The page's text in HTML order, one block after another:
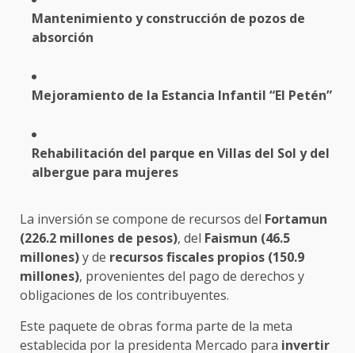
Mantenimiento y construcción de pozos de
absorción
Mejoramiento de la Estancia Infantil “El Petén”
Rehabilitación del parque en Villas del Sol y del
albergue para mujeres
La inversión se compone de recursos del Fortamun
(226.2 millones de pesos), del Faismun (46.5
millones)y de recursos fiscales propios (150.9
millones), provenientes del pago de derechos y
obligaciones de los contribuyentes.
Este paquete de obras forma parte de la meta
establecida por la presidenta Mercado para invertir